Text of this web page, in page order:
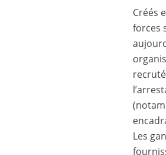
Créés
forces
Les